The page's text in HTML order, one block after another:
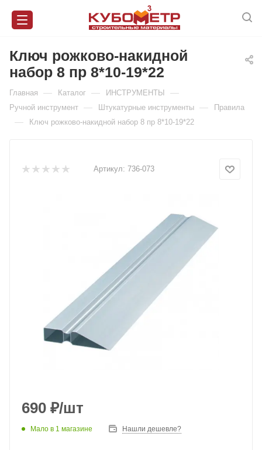
Ключ рожково-накидной
набор 8 пр 8*10-19*22
Главная — Каталог — ИНСТРУМЕНТЫ —
Ручной инструмент — Штукатурные инструменты — Правила
— Ключ рожково-накидной набор 8 пр 8*10-19*22
Артикул: 736-073
690 ₽/шт
Мало в 1 магазине Нашли дешевле?